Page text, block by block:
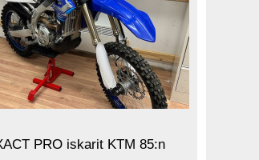
PRO iskarit KTM 85:n